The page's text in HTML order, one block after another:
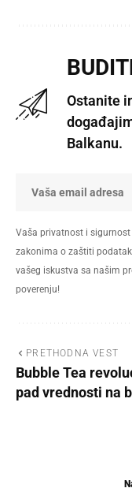
Ostanite
Balkanu.
Vaša privatnost i
zakonima o zaštiti
vašeg iskustva sa našim
poverenju!
PRETHODNA VEST
Bubble Tea
pad vrednosti na